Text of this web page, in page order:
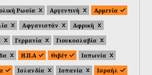
Ρωσία Αργεντινή
Αρμενία
Αφγανιστάν
Αφρική
Γερμανία
Γιουκοσλαβία
Η.Π.Α Θιβέτ
Ιαπωνία
Ισλανδία Ισπανία
Ισραήλ